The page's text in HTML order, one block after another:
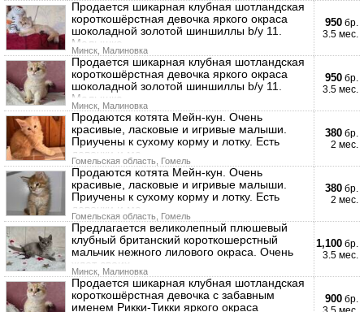
Продается шикарная клубная шотландская
короткошёрстная девочка яркого окраса
шоколадной золотой шиншиллы b/y 11.
Малышка
Минск, Малиновка
950 бр.
3.5 мес.
Продается шикарная клубная шотландская
короткошёрстная девочка яркого окраса
шоколадной золотой шиншиллы b/y 11.
Малышка
Минск, Малиновка
950 бр.
3.5 мес.
Продаются котята Мейн-кун. Очень
красивые, ласковые и игривые малыши.
Приучены к сухому корму и лотку. Есть
девочки и ма
Гомельская область, Гомель
380 бр.
2 мес.
Продаются котята Мейн-кун. Очень
красивые, ласковые и игривые малыши.
Приучены к сухому корму и лотку. Есть
девочки и ма
Гомельская область, Гомель
380 бр.
2 мес.
Предлагается великолепный плюшевый
клубный британский короткошерстный
мальчик нежного лилового окраса. Очень
ждет своих
Минск, Малиновка
1,100 бр.
3.5 мес.
Продается шикарная клубная шотландская
короткошёрстная девочка с забавным
именем Рикки-Тикки яркого окраса
900 бр.